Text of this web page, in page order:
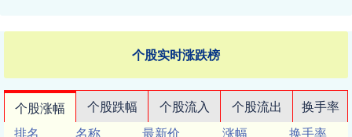
个股实时涨跌榜
个股涨幅 个股跌幅 个股流入 个股流出
换手率
排名
名称 最新价 涨幅
换手率